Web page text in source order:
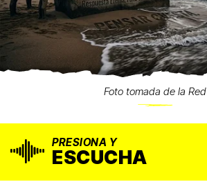
Foto tomada de la Red
PRESIONA Y
ESCUCHA